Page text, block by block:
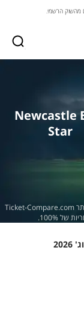
מהשוק הרשמי.
Newcastle
Star
כל הכרטיסים לBlyth Spartans נגד Newcastle Blue Star באתר Ticket-Compare.com
100%.